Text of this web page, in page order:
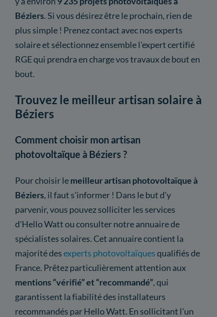
Béziers. Si vous désirez être le prochain, rien de
plus simple ! Prenez contact avec nos experts
solaire et sélectionnez ensemble l'expert certifié
RGE qui prendra en charge vos travaux de bout en
bout.
Trouvez le meilleur artisan solaire à
Béziers
Comment choisir mon artisan
photovoltaïque à Béziers ?
Pour choisir lemeilleur artisan photovoltaïque à
Béziers, il faut s'informer ! Dans le but d'y
parvenir, vous pouvez solliciter les services
d'Hello Watt ou consulter notre annuaire de
spécialistes solaires. Cet annuaire contient la
majorité desexperts photovoltaïquesqualifiés de
France. Prêtez particulièrement attention aux
mentions “vérifié” et “recommandé”, qui
garantissent la fiabilité des installateurs
recommandés par Hello Watt. En sollicitant l'un